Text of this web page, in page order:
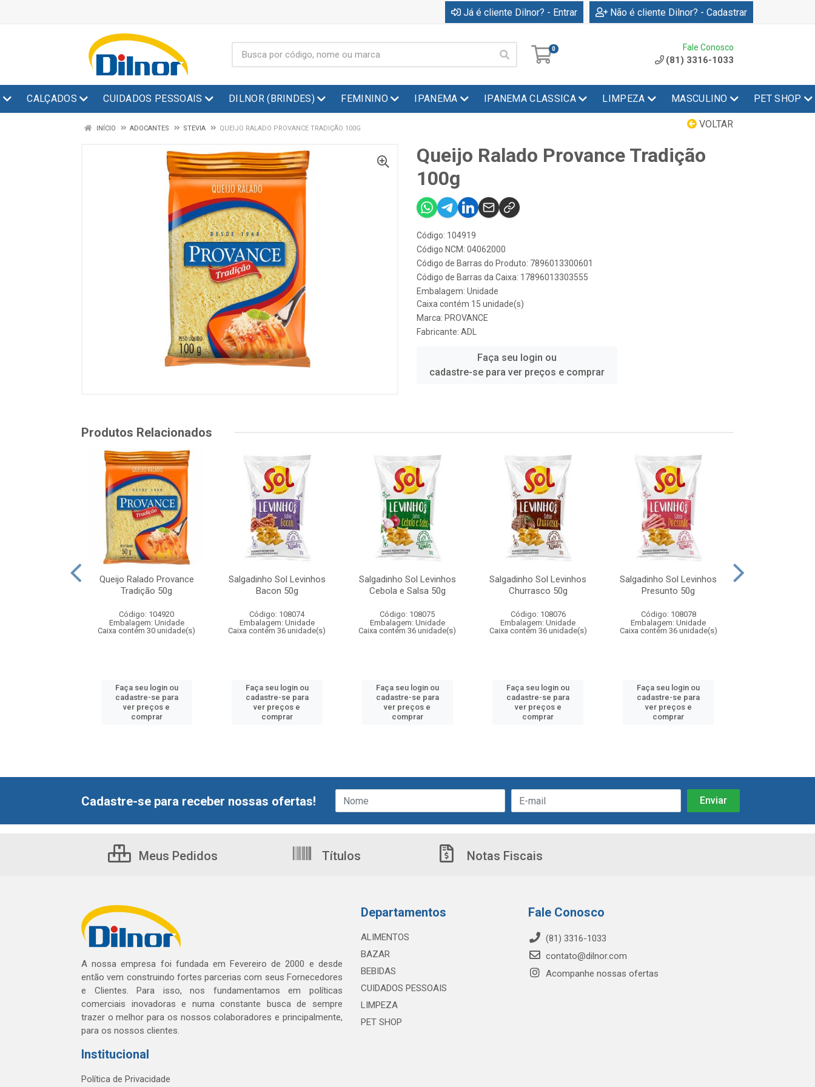
Já é cliente Dilnor? - Entrar Não é cliente Dilnor? - Cadastrar
0 Fale Conosco
(81) 3316-1033
CALÇADOS CUIDADOS PESSOAIS DILNOR (BRINDES) FEMININO IPANEMA IPANEMA CLASSICA LIMPEZA MASCULINO PET SHOP
VOLTAR
INÍCIO ADOCANTES STEVIA QUEIJO RALADO PROVANCE TRADIÇÃO 100G
Queijo Ralado Provance Tradição
100g
Código: 104919
Código NCM: 04062000
Código de Barras do Produto: 7896013300601
Código de Barras da Caixa: 17896013303555
Embalagem: Unidade
Caixa contém 15 unidade(s)
Marca: PROVANCE
Fabricante: ADL
Faça seu login ou
cadastre-se para ver preços e comprar
Produtos Relacionados
Queijo Ralado Provance
Tradição 50g
Código: 104920
Embalagem: Unidade
Caixa contém 30 unidade(s)
Faça seu login ou
cadastre-se para
ver preços e
comprar
Salgadinho Sol Levinhos
Bacon 50g
Código: 108074
Embalagem: Unidade
Caixa contém 36 unidade(s)
Faça seu login ou
cadastre-se para
ver preços e
comprar
Salgadinho Sol Levinhos
Cebola e Salsa 50g
Código: 108075
Embalagem: Unidade
Caixa contém 36 unidade(s)
Faça seu login ou
cadastre-se para
ver preços e
comprar
Salgadinho Sol Levinhos
Churrasco 50g
Código: 108076
Embalagem: Unidade
Caixa contém 36 unidade(s)
Faça seu login ou
cadastre-se para
ver preços e
comprar
Salgadinho Sol Levinhos
Presunto 50g
Código: 108078
Embalagem: Unidade
Caixa contém 36 unidade(s)
Faça seu login ou
cadastre-se para
ver preços e
comprar
Cadastre-se para receber nossas ofertas!
Meus Pedidos Títulos Notas Fiscais
A nossa empresa foi fundada em Fevereiro de 2000 e desde
então vem construindo fortes parcerias com seus Fornecedores
e Clientes. Para isso, nos fundamentamos em políticas
comerciais inovadoras e numa constante busca de sempre
trazer o melhor para os nossos colaboradores e principalmente,
para os nossos clientes.
Institucional
Política de Privacidade
Departamentos
ALIMENTOS
BAZAR
BEBIDAS
CUIDADOS PESSOAIS
LIMPEZA
PET SHOP
Fale Conosco
(81) 3316-1033
contato@dilnor.com
Acompanhe nossas ofertas